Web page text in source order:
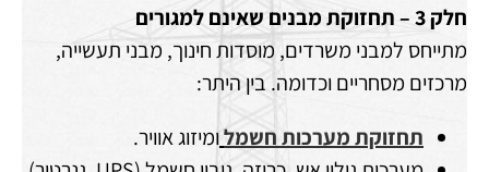
חלק 3 – תחזוקת מבנים שאינם למגורים
מתייחס למבני משרדים, מוסדות חינוך, מבני תעשייה,
מרכזים מסחריים וכדומה. בין היתר:
תחזוקת מערכות חשמלומיזוג אוויר.